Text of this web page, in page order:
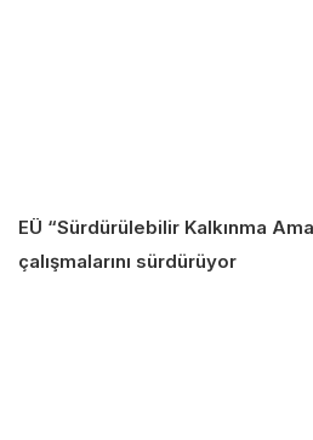
EÜ “Sürdürülebilir Kalkınma
çalışmalarını sürdürüyor